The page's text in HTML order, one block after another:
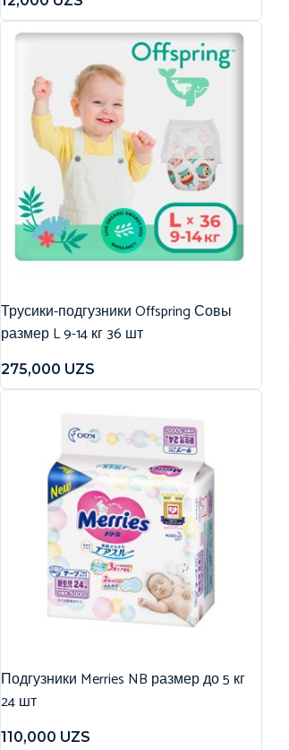
Трусики-подгузники Offspring Совы
размер L 9-14 кг 36 шт
275,000 UZS
Подгузники Merries NB размер до 5 кг
24 шт
110,000 UZS